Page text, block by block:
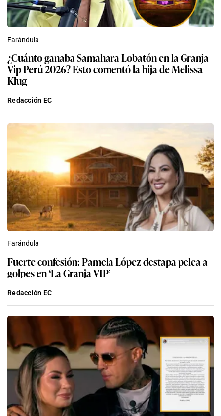
Farándula
¿Cuánto ganaba Samahara Lobatón en la Granja
Vip Perú 2026? Esto comentó la hija de Melissa
Klug
Redacción EC
Farándula
Fuerte confesión: Pamela López destapa pelea a
golpes en ‘La Granja VIP’
Redacción EC